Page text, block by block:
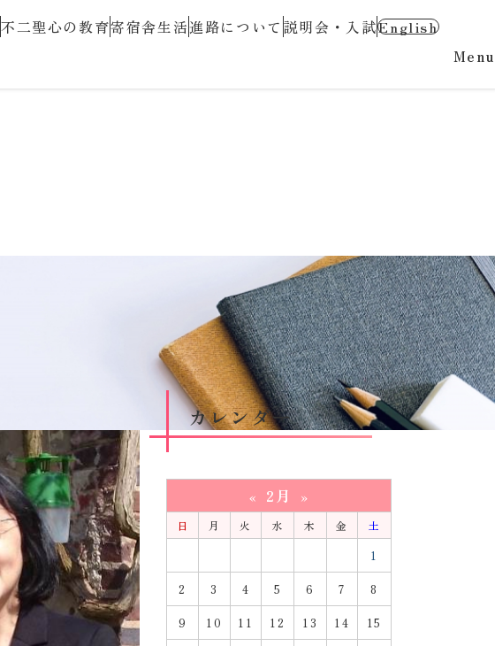
不二聖心の教育寄宿舎生活進路について 説明会・入試English
Menu
カレンダー
« 2月 »
日 月 火 水 木 金
土
1
2 3 4 5 6 7 8
9 10 11 12 13 14 15